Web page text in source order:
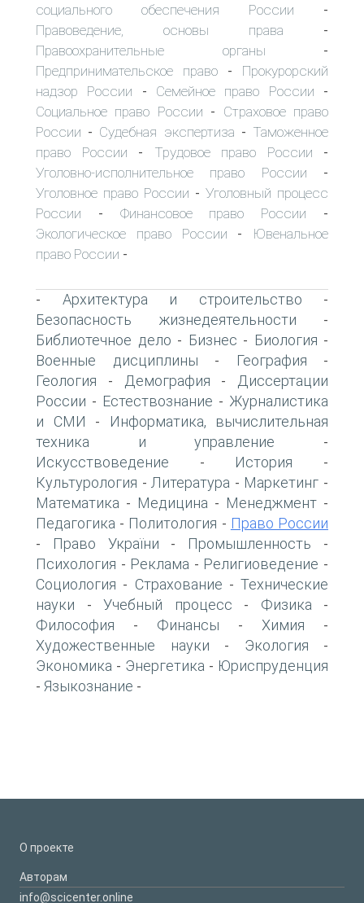
социального обеспечения России -
Правоведение, основы права -
Правоохранительные органы -
Предпринимательское право - Прокурорский
надзор России - Семейное право России -
Социальное право России - Страховое право
России - Судебная экспертиза - Таможенное
право России - Трудовое право России -
Уголовно-исполнительное право России -
Уголовное право России - Уголовный процесс
России - Финансовое право России -
Экологическое право России -
Ювенальное
право России -
- Архитектура и строительство -
Безопасность жизнедеятельности -
Библиотечное дело - Бизнес - Биология -
Военные дисциплины - География -
Геология - Демография -
Диссертации
России - Естествознание - Журналистика
и СМИ -
Информатика, вычислительная
техника и управление -
Искусствоведение - История -
Культурология - Литература - Маркетинг -
Математика - Медицина - Менеджмент -
Педагогика - Политология - Право России
- Право України - Промышленность -
Психология - Реклама - Религиоведение -
Социология - Страхование - Технические
науки - Учебный процесс - Физика -
Философия - Финансы - Химия -
Художественные науки - Экология -
Экономика - Энергетика - Юриспруденция
- Языкознание -
О проекте
Авторам
info@scicenter.online